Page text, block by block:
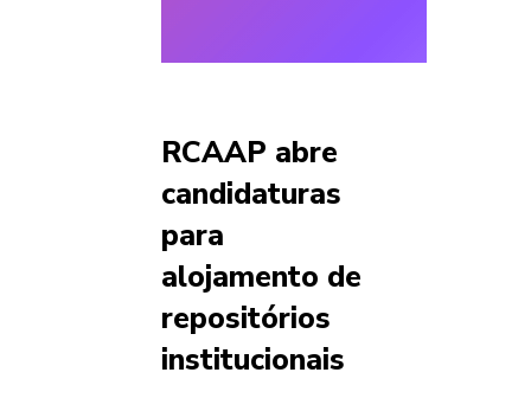
RCAAP abre
candidaturas
para
alojamento de
repositórios
institucionais